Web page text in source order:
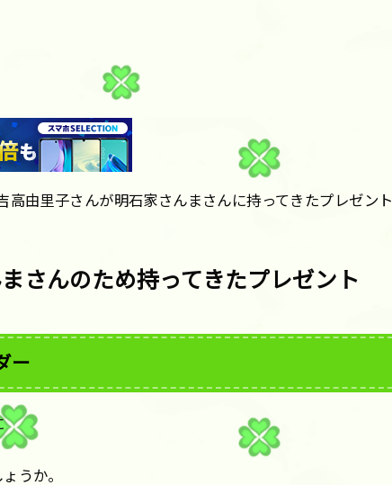
高由里子さんが明石家さんまさんに持ってきたプレゼント
さんのため持ってきたプレゼント
ー
うか。